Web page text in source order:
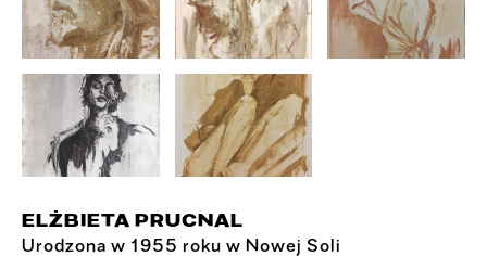
ELŻBIETA PRUCNAL
Urodzona w 1955 roku w Nowej Soli